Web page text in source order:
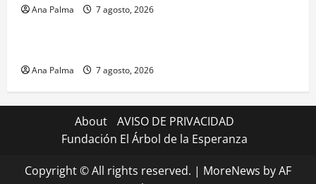
Ana Palma 7 agosto, 2026
Estados Portada
Ana Palma 7 agosto, 2026
About
AVISO DE PRIVACIDAD
Fundación El Árbol de la Esperanza
Copyright © All rights reserved. | MoreNews by AF